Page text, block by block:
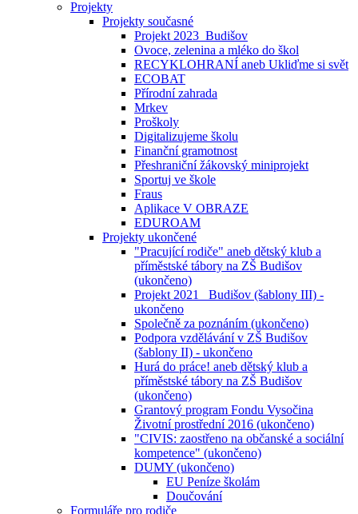
Projekty
Projekty současné
Projekt 2023_Budišov
Ovoce, zelenina a mléko do škol
RECYKLOHRANÍ aneb Ukliďme si svět
ECOBAT
Přírodní zahrada
Mrkev
Proškoly
Digitalizujeme školu
Finanční gramotnost
Přeshraniční žákovský miniprojekt
Sportuj ve škole
Fraus
Aplikace V OBRAZE
EDUROAM
Projekty ukončené
"Pracující rodiče" aneb dětský klub a
příměstské tábory na ZŠ Budišov
(ukončeno)
Projekt 2021_ Budišov (šablony III) -
ukončeno
Společně za poznáním (ukončeno)
Podpora vzdělávání v ZŠ Budišov
(šablony II) - ukončeno
Hurá do práce! aneb dětský klub a
příměstské tábory na ZŠ Budišov
(ukončeno)
Grantový program Fondu Vysočina
Životní prostřední 2016 (ukončeno)
"CIVIS: zaostřeno na občanské a sociální
kompetence" (ukončeno)
DUMY (ukončeno)
EU Peníze školám
Doučování
Formuláře pro rodiče